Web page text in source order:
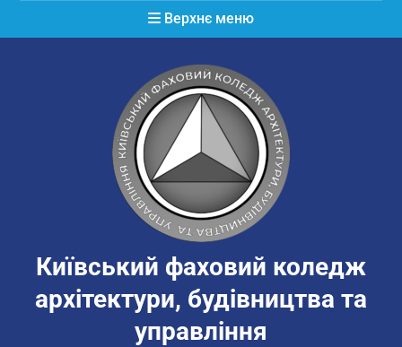
Верхнє меню
Київський фаховий коледж
архітектури, будівництва та
управління